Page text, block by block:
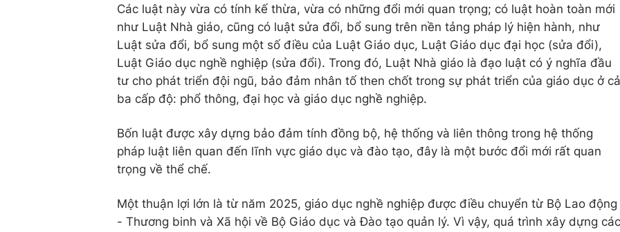
Các luật này vừa có tính kế thừa, vừa có những đổi mới quan trọng; có luật hoàn toàn mới
như Luật Nhà giáo, cũng có luật sửa đổi, bổ sung trên nền tảng pháp lý hiện hành, như
Luật sửa đổi, bổ sung một số điều của Luật Giáo dục, Luật Giáo dục đại học (sửa đổi),
Luật Giáo dục nghề nghiệp (sửa đổi). Trong đó, Luật Nhà giáo là đạo luật có ý nghĩa đầu
tư cho phát triển đội ngũ, bảo đảm nhân tố then chốt trong sự phát triển của giáo dục ở cả
ba cấp độ: phổ thông, đại học và giáo dục nghề nghiệp.
Bốn luật được xây dựng bảo đảm tính đồng bộ, hệ thống và liên thông trong hệ thống
pháp luật liên quan đến lĩnh vực giáo dục và đào tạo, đây là một bước đổi mới rất quan
trọng về thể chế.
Một thuận lợi lớn là từ năm 2025, giáo dục nghề nghiệp được điều chuyển từ Bộ Lao động
- Thương binh và Xã hội về Bộ Giáo dục và Đào tạo quản lý. Vì vậy, quá trình xây dựng các